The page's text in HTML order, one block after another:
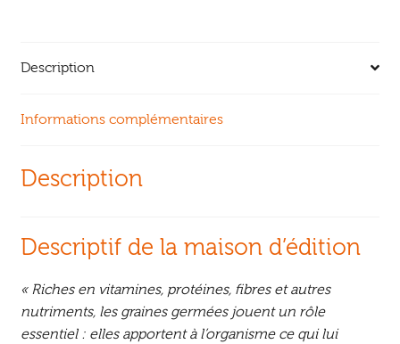
Description
Informations complémentaires
Description
Descriptif de la maison d’édition
« Riches en vitamines, protéines, fibres et autres
nutriments, les graines germées jouent un rôle
essentiel : elles apportent à l’organisme ce qui lui